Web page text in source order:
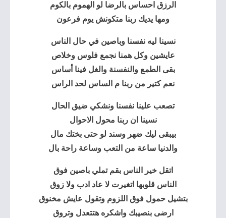
الرزق احساس بالرضا لو الهموم بالكوم
ومها يديك ربنا متكونش يوم فرعون
نسينا ليه نفسنا وباصين في حال الناس
عايشين وكل همنا نجمع فلوس وخلاص
بقى الطمع والنفسنة والغل فينا أساس
نعم كتير من ربنا م الساس لحد الراس
تصعب علينا نفسنا ونشكي ضيق الحال
نسينا ان ربنا محول الاحوال
بيبقى ليك ضهر وسند لو حتى بختك مال
والدنيا ساعة من التعب وساعة راحة بال
اتقل خير الناس بقم تملي باصين فوق
الناس قلوبها اتغيرت لا عاد ادب ولا زوق
بتشيل حمول فوق اللزوم وتقول عايش مخنوق
ارضى بنصيبك واشكره هتتعدل وتروق